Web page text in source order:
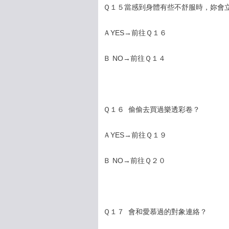
Ｑ１５當感到身體有些不舒服時，妳會
ＡYES→前往Ｑ１６
Ｂ NO→前往Ｑ１４
Ｑ１６ 偷偷去買過樂透彩卷？
ＡYES→前往Ｑ１９
Ｂ NO→前往Ｑ２０
Ｑ１７ 會和愛慕過的對象連絡？